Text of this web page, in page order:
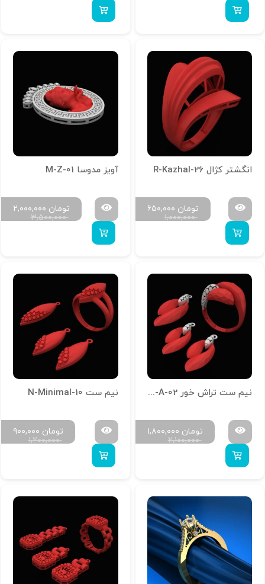
انگشتر کژال R-Kazhal-26
۱,۰۰۰,۰۰۰
۶۵۰,۰۰۰ تومان
آویز مدوسا M-Z-01
۳,۵۰۰,۰۰۰
۲,۰۰۰,۰۰۰ تومان
نیم ست تراش خور N-T-A-02
۲,۱۰۰,۰۰۰
۱,۸۰۰,۰۰۰ تومان
نیم ست N-Minimal-10
۱,۲۰۰,۰۰۰
۹۰۰,۰۰۰ تومان